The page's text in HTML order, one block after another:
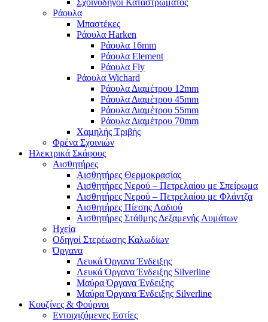
Σχοινοδηγοί Καταστρώματος
Ράουλα
Μπαστέκες
Ράουλα Harken
Ράουλα 16mm
Ράουλα Element
Ράουλα Fly
Ράουλα Wichard
Ράουλα Διαμέτρου 12mm
Ράουλα Διαμέτρου 45mm
Ράουλα Διαμέτρου 55mm
Ράουλα Διαμέτρου 70mm
Χαμηλής Τριβής
Φρένα Σχοινιών
Ηλεκτρικά Σκάφους
Αισθητήρες
Αισθητήρες Θερμοκρασίας
Αισθητήρες Νερού – Πετρελαίου με Σπείρωμα
Αισθητήρες Νερού – Πετρελαίου με Φλάντζα
Αισθητήρες Πίεσης Λαδιού
Αισθητήρες Στάθμης Δεξαμενής Λυμάτων
Ηχεία
Οδηγοί Στερέωσης Καλωδίων
Όργανα
Λευκά Όργανα Ένδειξης
Λευκά Όργανα Ένδειξης Silverline
Μαύρα Όργανα Ένδειξης
Μαύρα Όργανα Ένδειξης Silverline
Κουζίνες & Φούρνοι
Εντοιχιζόμενες Εστίες